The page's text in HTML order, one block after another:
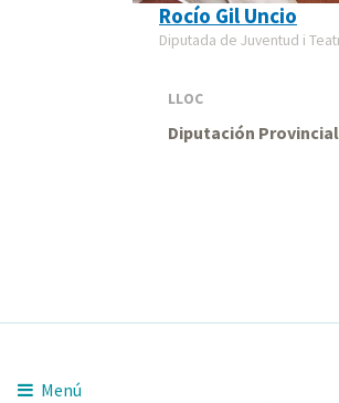
Rocío Gil Uncio
Diputada de Juventud i
LLOC
Diputación
Menú